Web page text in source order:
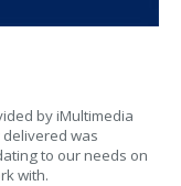
by iMultimedia
was
to our needs on
with.